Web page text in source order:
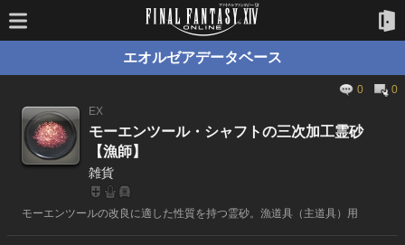
エオルゼアデータベース
0
0
EX
モーエンツール・シャフトの三次加工霊砂
【漁師】
雑貨
モーエンツールの改良に適した性質を持つ霊砂。漁道具（主道具）用